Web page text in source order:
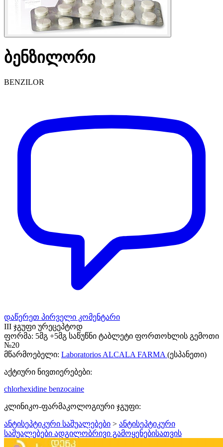
ბენზილორი
BENZILOR
დაწერეთ პირველი კომენტარი
III ჯგუფი ურეცეპტოდ
ფორმა: 5მგ +5მგ საწუწნი ტაბლეტი ფორთოხლის გემოთი
№20
მწარმოებელი: Laboratorios ALCALA FARMA (ესპანეთი)
აქტიური ნივთიერებები:
chlorhexidine benzocaine
კლინიკო-ფარმაკოლოგიური ჯგუფი:
ანტისეპტიკური საშუალებები > ანტისეპტიკური
საშუალებები ადგილობრივი გამოყენებისათვის